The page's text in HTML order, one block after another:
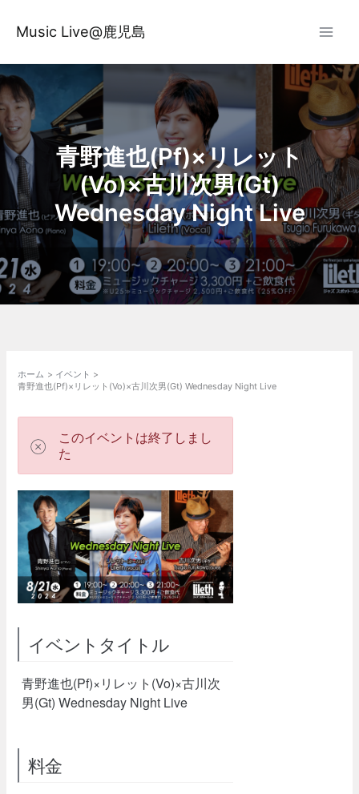
ス
キ
ッ
プ
Music Live@鹿児島
青野進也(Pf)×リレット
(Vo)×古川次男(Gt)
Wednesday Night Live
ホーム
イベント
青野進也(Pf)×リレット(Vo)×古川次男(Gt) Wednesday Night Live
このイベントは終了しまし
た
イベントタイトル
青野進也(Pf)×リレット(Vo)×古川次
男(Gt) Wednesday Night Live
料金